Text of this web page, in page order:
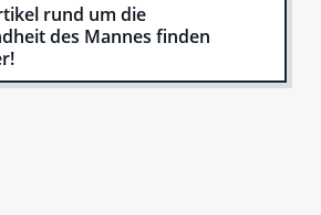
rund um die
des Mannes finden